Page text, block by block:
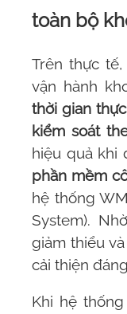
toàn bộ
Trên thực
vận hành
thời gian thực
kiểm soát
hiệu quả khi
phần mềm
hệ thống
System).
giảm thiểu
cải thiện
Khi hệ